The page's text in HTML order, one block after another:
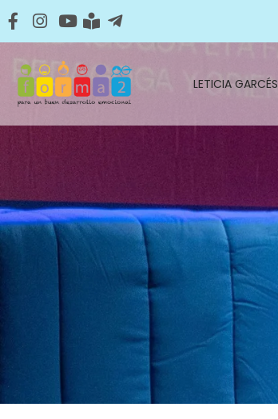
LETICIA GARCÉS